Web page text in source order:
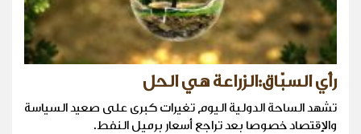
رأي السبّاق:الزراعة هي الحل
تشهد الساحة الدولية اليوم تغيرات كبرى على صعيد السياسة
والإقتصاد خصوصا بعد تراجع أسعار برميل النفط.